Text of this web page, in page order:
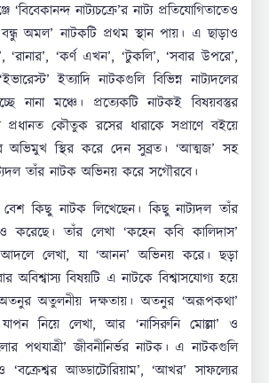
‘বিবেকানন্দ নাট্যচক্রে’র নাট্য প্রতিযোগিতাতেও
অমল’ নাটকটি প্রথম স্থান পায়। এ ছাড়াও
‘রানার’, ‘কর্ণ এখন’, ‘টুকলি’, ‘সবার উপরে’,
ইত্যাদি নাটকগুলি বিভিন্ন নাট্যদলের
নানা মঞ্চে। প্রত্যেকটি নাটকই বিষয়বস্তুর
প্রধানত কৌতুক রসের ধারাকে সপ্রাণে বইয়ে
অভিমুখ স্থির করে দেন সুব্রত। ‘আত্মজ’ সহ
তাঁর নাটক অভিনয় করে সগৌরবে।
কিছু নাটক লিখেছেন। কিছু নাট্যদল তাঁর
করেছে। তাঁর লেখা ‘কহেন কবি কালিদাস’
আদলে লেখা, যা ‘আনন’ অভিনয় করে। ছড়া
অবিশ্বাস্য বিষয়টি এ নাটকে বিশ্বাসযোগ্য হয়ে
অতনুর অতুলনীয় দক্ষতায়। অতনুর ‘অরূপকথা’
নিয়ে লেখা, আর ‘নাসিরুনি মোল্লা’ ও
পথযাত্রী’ জীবনীনির্ভর নাটক। এ নাটকগুলি
আড্ডাটোরিয়াম’, ‘আখর’ সাফল্যের